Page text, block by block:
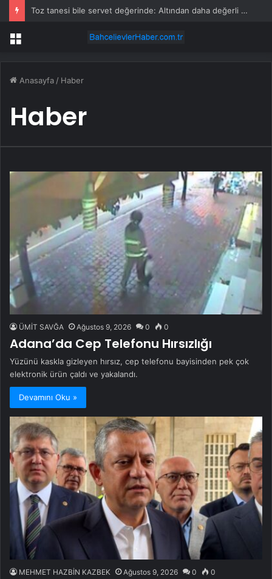
Toz tanesi bile servet değerinde: Altından daha değerli mineral keşfedildi
Menü
Anasayfa / Haber
Haber
ÜMİT SAVĞA Ağustos 9, 2026 0 0
Adana’da Cep Telefonu Hırsızlığı
Yüzünü kaskla gizleyen hırsız, cep telefonu bayisinden pek çok
elektronik ürün çaldı ve yakalandı.
Devamını Oku »
MEHMET HAZBİN KAZBEK Ağustos 9, 2026 0 0